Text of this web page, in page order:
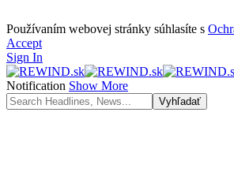
Používaním webovej stránky súhlasíte s
Accept
Sign In
Notification Show More